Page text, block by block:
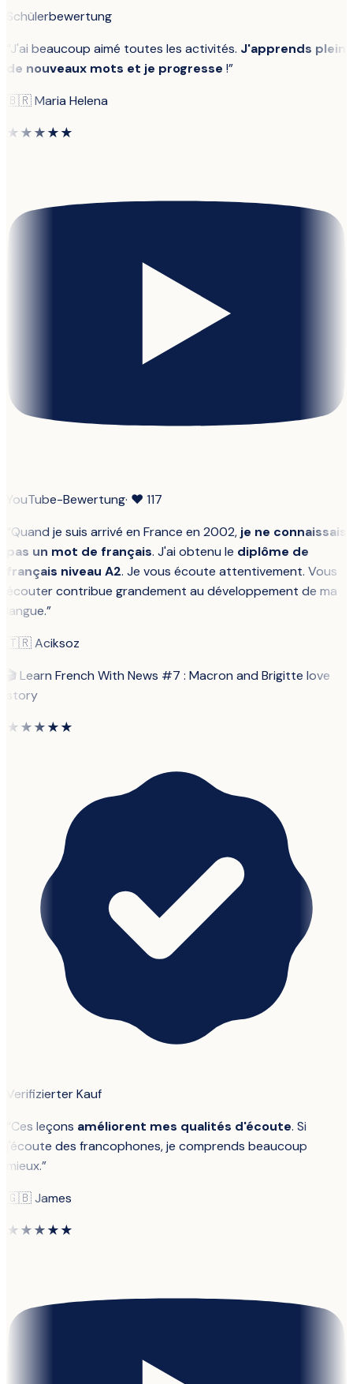
Schülerbewertung
J'ai beaucoup aimé toutes les activités. J'apprends plein
de nouveaux mots et je progresse !”
🇧🇷Maria Helena
★★★★★
YouTube-Bewertung· ❤ 117
Quand je suis arrivé en France en 2002, je ne connaissais
pas un mot de français. J'ai obtenu le diplôme de
français niveau A2. Je vous écoute attentivement. Vous
écouter contribue grandement au développement de ma
langue.”
🇹🇷Aciksoz
🎬 Learn French With News #7 : Macron and Brigitte love
story
★★★★★
Verifizierter Kauf
Ces leçons améliorent mes qualités d'écoute. Si
j'écoute des francophones, je comprends beaucoup
mieux.”
🇬🇧James
★★★★★